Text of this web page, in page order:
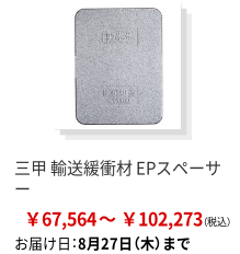
三甲 輸送緩衝材 EPスペーサ
ー
￥67,564 ￥102,273
お届け日：8月27日（木）まで